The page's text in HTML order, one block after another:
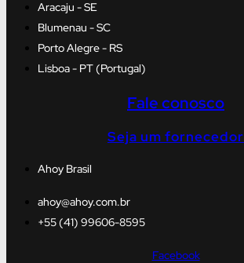
Aracaju - SE
Blumenau - SC
Porto Alegre - RS
Lisboa - PT (Portugal)
Fale conosco
Seja um fornecedor
Ahoy Brasil
ahoy@ahoy.com.br
+55 (41) 99606-8595
Facebook